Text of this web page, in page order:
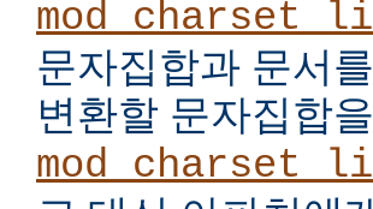
문자집합과 문서
변환할 문자집합